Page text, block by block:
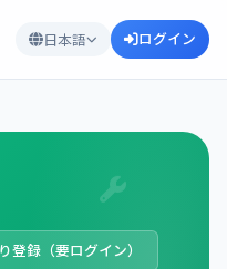
日本語 ログイン
登録（要ログイン）